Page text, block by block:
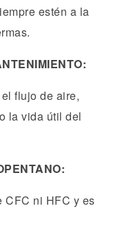
estén a la
flujo de aire,
la vida útil del
CFC ni HFC y es